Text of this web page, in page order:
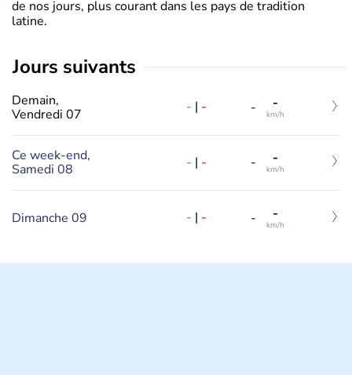
de nos jours, plus courant dans les pays de tradition
latine.
jours suivants
Demain,
Vendredi 07
- | - - -
km/h
Ce week-end,
Samedi 08
- | - - -
km/h
Dimanche 09 - | - - -
km/h